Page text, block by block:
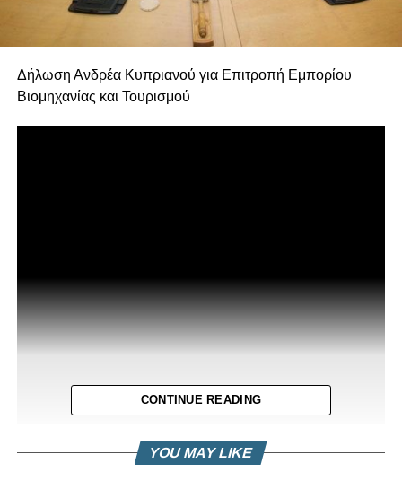
Δήλωση Ανδρέα Κυπριανού για Επιτροπή Εμπορίου
Βιομηχανίας και Τουρισμού
CONTINUE READING
YOU MAY LIKE